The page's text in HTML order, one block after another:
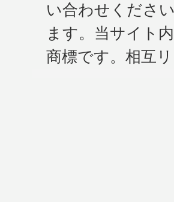
い合わせくださ
ます。当サイト
商標です。相互